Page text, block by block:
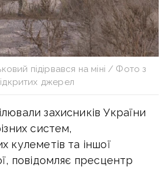
підірвався на міні / Фото з
джерел
захисників України
систем,
кулеметів та іншої
повідомляє пресцентр